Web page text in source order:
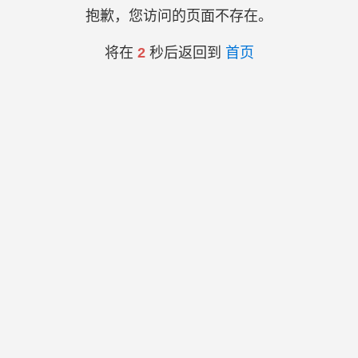
抱歉，您访问的页面不存在。
将在 2秒后返回到 首页